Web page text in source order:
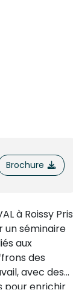
Brochure
à Roissy Pris
un séminaire
aux
des
avec des
pour enrichir